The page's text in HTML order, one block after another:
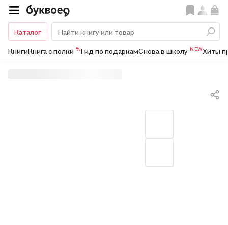
Каталог
КнигиКнига с полки %Гид по подаркамСнова в школу NEWХиты